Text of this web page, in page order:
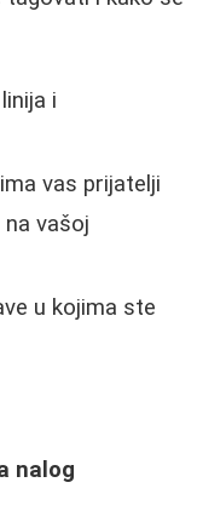
i
vas prijatelji
vašoj
u kojima ste
nalog